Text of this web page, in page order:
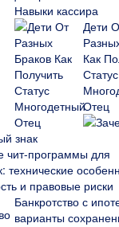
Навыки кассира
Дети
Как
Статус
Отец
знак
чит-программы для
технические
и правовые риски
Банкротство с
варианты